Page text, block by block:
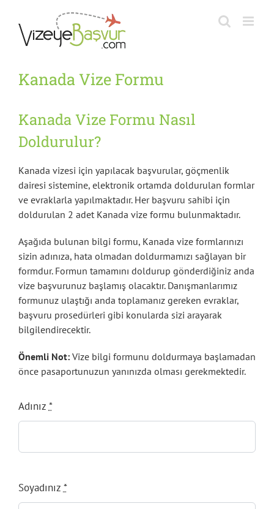
content
Kanada Vize Formu
Kanada Vize Formu Nasıl
Doldurulur?
Kanada vizesi için yapılacak başvurular, göçmenlik
dairesi sistemine, elektronik ortamda doldurulan formlar
ve evraklarla yapılmaktadır. Her başvuru sahibi için
doldurulan 2 adet Kanada vize formu bulunmaktadır.
Aşağıda bulunan bilgi formu, Kanada vize formlarınızı
sizin adınıza, hata olmadan doldurmamızı sağlayan bir
formdur. Formun tamamını doldurup gönderdiğiniz anda
vize başvurunuz başlamış olacaktır. Danışmanlarımız
formunuz ulaştığı anda toplamanız gereken evraklar,
başvuru prosedürleri gibi konularda sizi arayarak
bilgilendirecektir.
Önemli Not: Vize bilgi formunu doldurmaya başlamadan
önce pasaportunuzun yanınızda olması gerekmektedir.
Adınız *
Soyadınız *